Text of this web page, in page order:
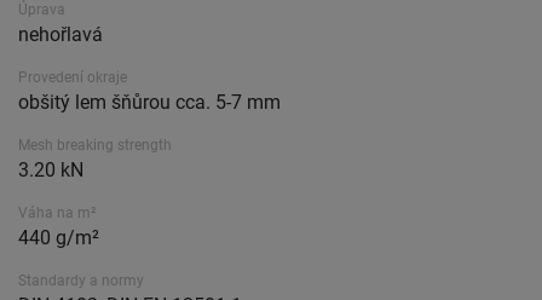
Úprava
nehořlavá
Provedení okraje
obšitý lem šňůrou cca. 5-7 mm
Mesh breaking strength
3.20 kN
Váha na m²
440 g/m²
Standardy a normy